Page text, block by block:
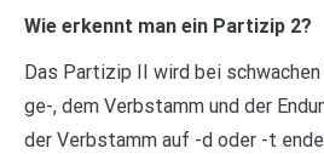
Wie erkennt man ein Partizip 2?
Das Partizip II wird bei
ge-, dem Verbstamm und der
der Verbstamm auf -d oder -t